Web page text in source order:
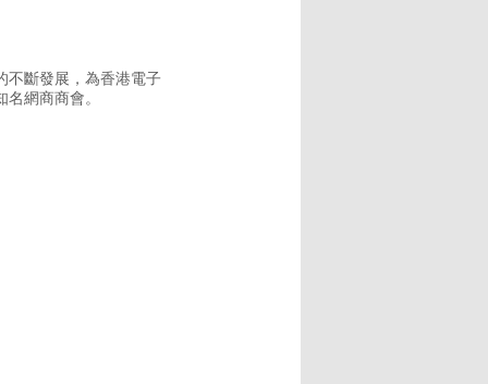
不斷發展，為香港電子
網商商會。